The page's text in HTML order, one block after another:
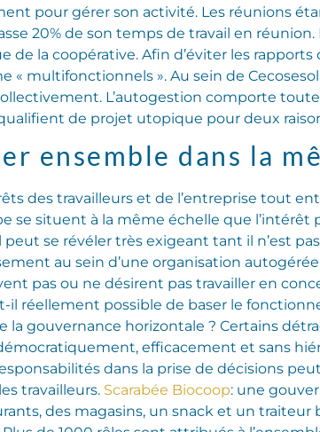
pour gérer son activité. Les réunions
20% de son temps de travail en réunion.
de la coopérative. Afin d’éviter les
multifonctionnels ». Au sein de
L’autogestion comporte
de projet utopique pour deux
ensemble dans la
des travailleurs et de l’entreprise tout
se situent à la même échelle que l’intérêt
se révéler très exigeant tant il n’est
au sein d’une organisation
pas ou ne désirent pas travailler en
il réellement possible de baser le
la gouvernance horizontale ? Certains
efficacement et sans
dans la prise de décisions
travailleurs. Scarabée Biocoop: une
des magasins, un snack et un